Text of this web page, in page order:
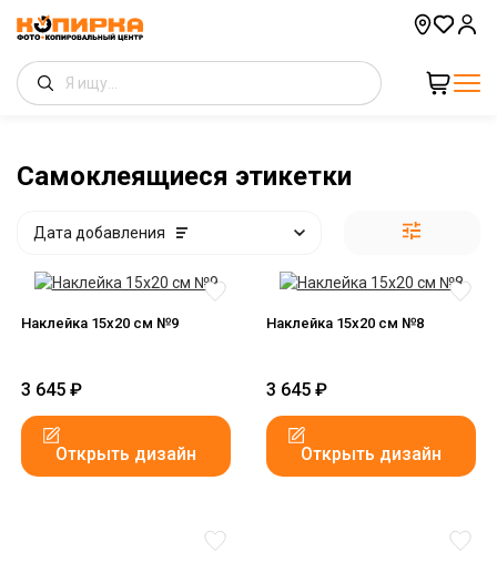
Самоклеящиеся этикетки
Дата добавления
Наклейка 15x20 см №9
3 645 ₽
Открыть дизайн
Наклейка 15x20 см №8
3 645 ₽
Открыть дизайн